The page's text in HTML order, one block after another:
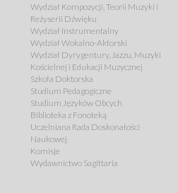
Wydział Kompozycji, Teorii Muzyki i
Reżyserii Dźwięku
Wydział Instrumentalny
Wydział Wokalno-Aktorski
Wydział Dyrygentury, Jazzu, Muzyki
Kościelnej i Edukacji Muzycznej
Szkoła Doktorska
Studium Pedagogiczne
Studium Języków Obcych
Biblioteka z Fonoteką
Uczelniana Rada Doskonałości
Naukowej
Komisje
Wydawnictwo Sagittaria